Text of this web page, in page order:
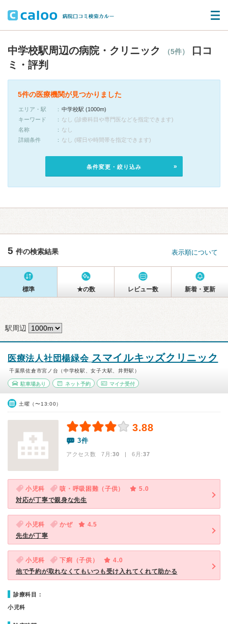
中学校駅周辺の病院・クリニック （5件）
口コ
ミ・評判
5件の医療機関が見つかりました
エリア・駅
中学校駅 (1000m)
キーワード
なし (診療科目や専門医などを指定できます)
名称
なし
詳細条件
なし (曜日や時間帯を指定できます)
条件変更・絞り込み
5 件の検索結果 表示順について
標準 ★の数 レビュー数 新着・更新
駅周辺
医療法人社団楊緑会 スマイルキッズクリニック
千葉県佐倉市宮ノ台（中学校駅、女子大駅、井野駅）
駐車場あり ネット予約 マイナ受付
土曜（〜13:00）
3.88
3件
アクセス数 7月:30 | 6月:37
小児科 咳・呼吸困難（子供）
5.0
対応が丁寧で親身な先生
小児科 かぜ
4.5
先生が丁寧
小児科 下痢（子供）
4.0
他で予約が取れなくてもいつも受け入れてくれて助かる
診療科目：
小児科